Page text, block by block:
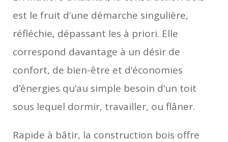
est le fruit d’une démarche singulière,
réfléchie, dépassant les à priori. Elle
correspond davantage à un désir de
confort, de bien-être et d’économies
d’énergies qu’au simple besoin d’un toit
sous lequel dormir, travailler, ou flâner.
Rapide à bâtir, la construction bois offre